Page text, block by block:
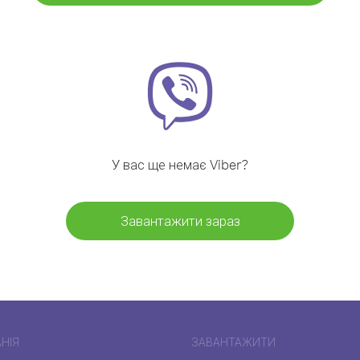
У вас ще немає Viber?
Завантажити зараз
ЗАВАНТАЖИТИ